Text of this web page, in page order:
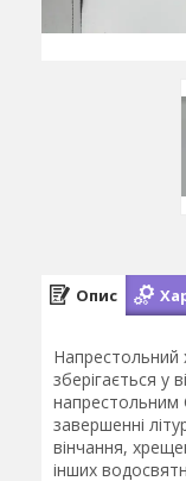
Опис
Напрестольний
зберігається у
напрестольним
завершенні
вінчання,
інших